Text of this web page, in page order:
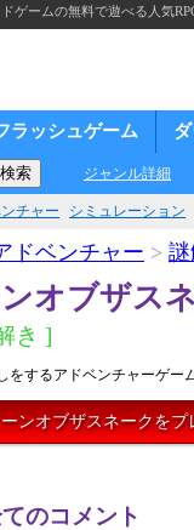
ゲームの無料で遊べる人気
ラッシュゲーム
ジャンル詳細
チャー シミュレーション
ドベンチャー >
オブザス
き ]
をするアドベンチャーゲー
ンオブザスネークをプ
のコメント